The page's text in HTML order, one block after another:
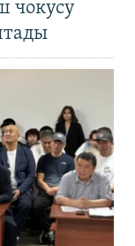
чокусу